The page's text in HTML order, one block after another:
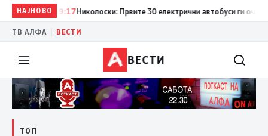
НАЈНОВО
19:17 Николоски: Првите 30 електрични автобуси ги
ТВ АЛФА ВЕСТИ
ВЕСТИ
ТОП